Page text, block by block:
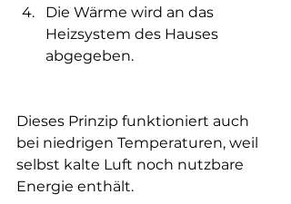
Die Wärme wird an das
Heizsystem des Hauses
abgegeben.
Dieses Prinzip funktioniert auch
bei niedrigen Temperaturen, weil
selbst kalte Luft noch nutzbare
Energie enthält.